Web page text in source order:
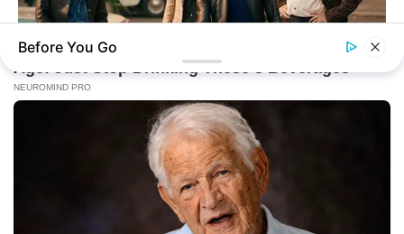
I Bet You Didn't Know It Was Really Happening?
Before You Go